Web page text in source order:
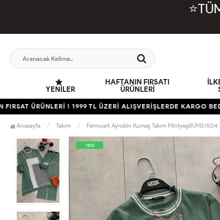
YENILER
HAFTANIN FIRSATI
ÜRÜNLERİ
ÜRÜNLERİ ! 1999 TL ÜZERİ ALIŞVERİŞLERDE KARGO BEDAVA
Anasayfa Takım Fermuarlı Ayrobin Kumaş Takım MintyeşiliUMS1504
YENİ